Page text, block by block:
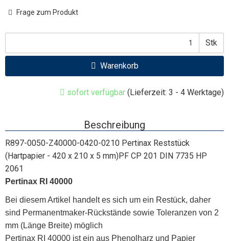
Frage zum Produkt
Stk
Warenkorb
sofort verfügbar (Lieferzeit: 3 - 4 Werktage)
Beschreibung
R897-0050-Z40000-0420-0210 Pertinax Reststück
(Hartpapier - 420 x 210 x 5 mm)PF CP 201 DIN 7735 HP
2061
Pertinax RI 40000
Bei diesem Artikel handelt es sich um ein Restück, daher
sind Permanentmaker-Rückstände sowie Toleranzen von 2
mm (Länge Breite) möglich
Pertinax RI 40000 ist ein aus Phenolharz und Papier